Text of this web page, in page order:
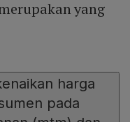
yang
harga
pada